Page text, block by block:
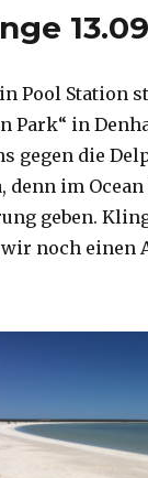
Pool Station
Park“ in
gegen die
denn im
geben.
noch einen